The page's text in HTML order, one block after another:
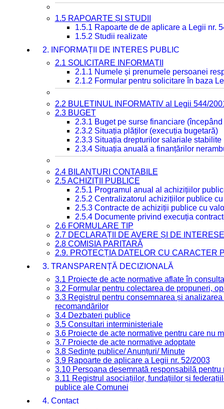
1.5 RAPOARTE ȘI STUDII
1.5.1 Rapoarte de de aplicare a Legii nr.
1.5.2 Studii realizate
2. INFORMAȚII DE INTERES PUBLIC
2.1 SOLICITARE INFORMAȚII
2.1.1 Numele și prenumele persoanei
2.1.2 Formular pentru solicitare în baza
2.2 BULETINUL INFORMATIV al Legii 544/
2.3 BUGET
2.3.1 Buget pe surse financiare
2.3.2 Situația plăților (execuția bugetară)
2.3.3 Situația drepturilor salariale
2.3.4 Situația anuală a finanțărilor
2.4 BILANȚURI CONTABILE
2.5 ACHIZIȚII PUBLICE
2.5.1 Programul anual al achizițiilor
2.5.2 Centralizatorul achizițiilor publice
2.5.3 Contracte de achiziții publice cu
2.5.4 Documente privind execuția
2.6 FORMULARE TIP
2.7 DECLARAȚII DE AVERE ȘI DE INTERESE
2.8 COMISIA PARITARĂ
2.9. PROTECȚIA DATELOR CU CARACTER
3. TRANSPARENȚĂ DECIZIONALĂ
3.1 Proiecte de acte normative aflate în
3.2 Formular pentru colectarea de propuneri,
3.3 Registrul pentru consemnarea și
recomandărilor
3.4 Dezbateri publice
3.5 Consultari interministeriale
3.6 Proiecte de acte normative pentru care nu
3.7 Proiecte de acte normative adoptate
3.8 Ședințe publice/ Anunțuri/ Minute
3.9 Rapoarte de aplicare a Legii nr. 52/2003
3.10 Persoana desemnată responsabilă
3.11 Registrul asociațiilor, fundațiilor și
publice ale Comunei
4. Contact